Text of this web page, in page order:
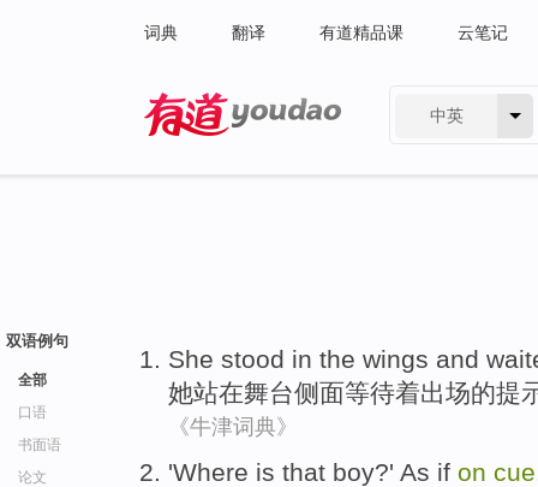
词典 翻译 有道精品课 云笔记
中英
双语例句
全部
口语
书面语
论文
She stood in the wings and
她站在舞台侧面等待着出场的提
《牛津词典》
'Where is that boy?' As if on cue